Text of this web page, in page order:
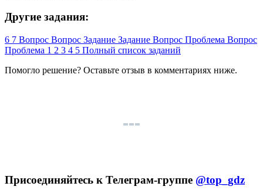
Другие задания:
6 7 Вопрос Вопрос Задание Задание Вопрос Проблема Вопрос
Проблема 1 2 3 4 5 Полный список заданий
Помогло решение? Оставьте отзыв в комментариях ниже.
Присоединяйтесь к Телеграм-группе @top_gdz